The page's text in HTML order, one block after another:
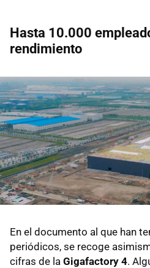
Hasta 10.000
rendimiento
En el documento al que han
periódicos, se recoge
cifras de la Gigafactory 4.